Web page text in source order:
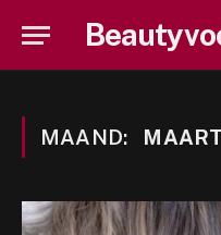
MAAND: